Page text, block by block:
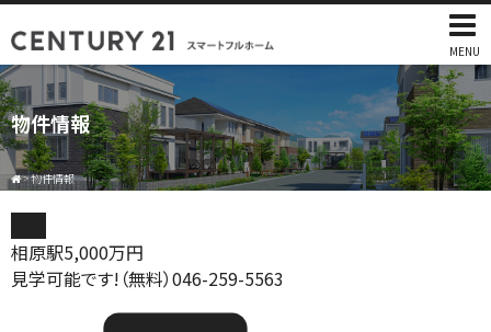
MENU
物件情報
>物件情報
相原駅5,000万円
見学可能です!（無料）046-259-5563